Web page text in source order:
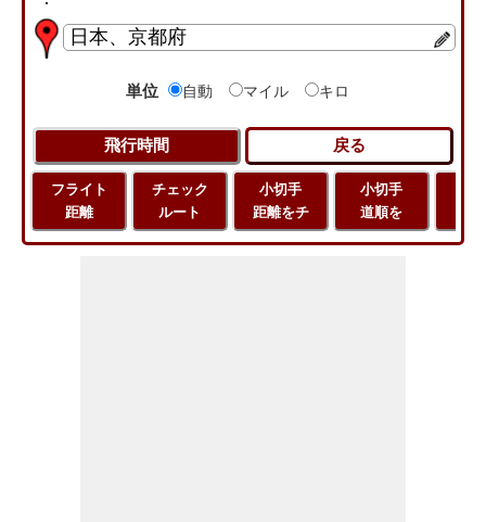
単位 自動 マイル キロ
フライト
距離
チェック
ルート
小切手
距離をチ
小切手
道順を